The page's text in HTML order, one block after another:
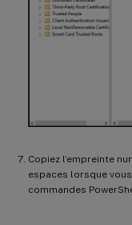
Copiez l’empreinte
espaces lorsque
commandes